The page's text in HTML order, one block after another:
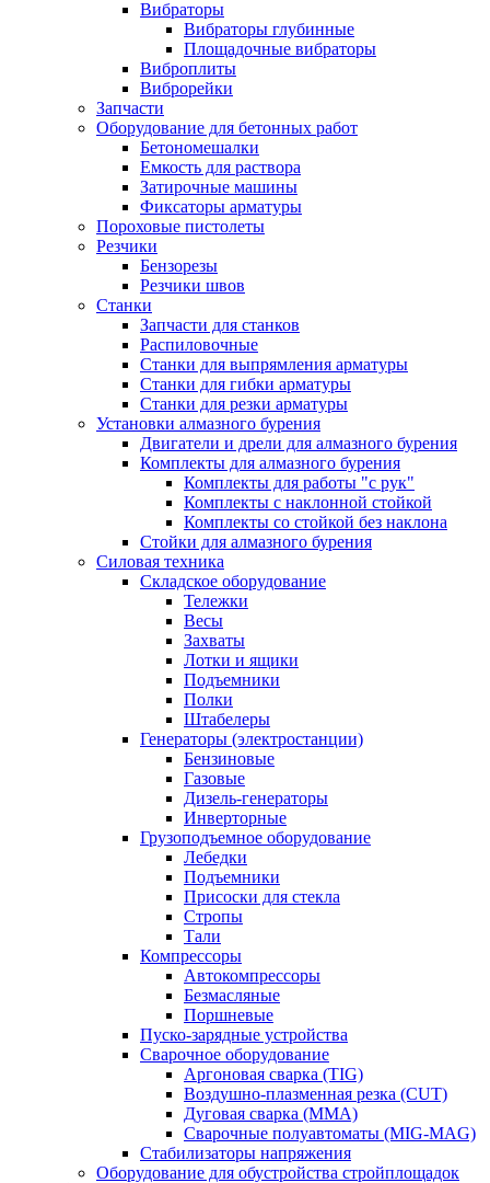
Вибраторы
Вибраторы глубинные
Площадочные вибраторы
Виброплиты
Виброрейки
Запчасти
Оборудование для бетонных работ
Бетономешалки
Емкость для раствора
Затирочные машины
Фиксаторы арматуры
Пороховые пистолеты
Резчики
Бензорезы
Резчики швов
Станки
Запчасти для станков
Распиловочные
Станки для выпрямления арматуры
Станки для гибки арматуры
Станки для резки арматуры
Установки алмазного бурения
Двигатели и дрели для алмазного бурения
Комплекты для алмазного бурения
Комплекты для работы "с рук"
Комплекты с наклонной стойкой
Комплекты со стойкой без наклона
Стойки для алмазного бурения
Силовая техника
Складское оборудование
Тележки
Весы
Захваты
Лотки и ящики
Подъемники
Полки
Штабелеры
Генераторы (электростанции)
Бензиновые
Газовые
Дизель-генераторы
Инверторные
Грузоподъемное оборудование
Лебедки
Подъемники
Присоски для стекла
Стропы
Тали
Компрессоры
Автокомпрессоры
Безмасляные
Поршневые
Пуско-зарядные устройства
Сварочное оборудование
Аргоновая сварка (TIG)
Воздушно-плазменная резка (CUT)
Дуговая сварка (ММА)
Сварочные полуавтоматы (MIG-MAG)
Стабилизаторы напряжения
Оборудование для обустройства стройплощадок